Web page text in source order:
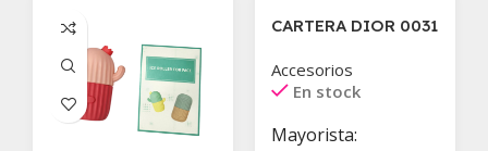
🔥
💫
RECIEN
LLEGADO
CARTERA DIOR 0031
Accesorios
En stock
Mayorista: